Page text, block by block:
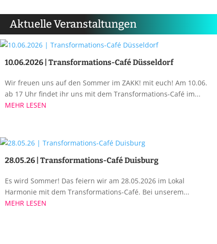
Aktuelle Veranstaltungen
10.06.2026 | Transformations-Café Düsseldorf
Wir freuen uns auf den Sommer im ZAKK! mit euch! Am 10.06.
ab 17 Uhr findet ihr uns mit dem Transformations-Café im...
MEHR LESEN
28.05.26 | Transformations-Café Duisburg
Es wird Sommer! Das feiern wir am 28.05.2026 im Lokal
Harmonie mit dem Transformations-Café. Bei unserem...
MEHR LESEN